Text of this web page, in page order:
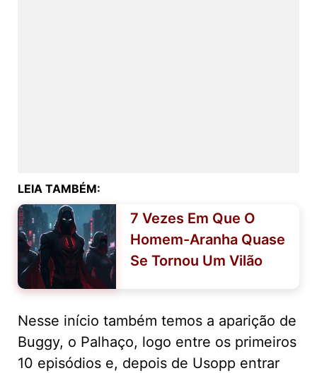
LEIA TAMBÉM:
7 Vezes Em Que O
Homem-Aranha Quase
Se Tornou Um Vilão
Nesse início também temos a aparição de
Buggy, o Palhaço, logo entre os primeiros
10 episódios e, depois de Usopp entrar